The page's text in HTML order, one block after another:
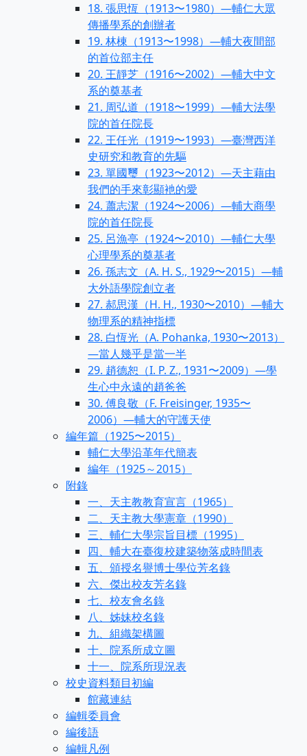
18. 張思恆（1913〜1980）—輔仁大眾
傳播學系的創辦者
19. 林棟（1913〜1998）—輔大夜間部
的首位部主任
20. 王靜芝（1916〜2002）—輔大中文
系的奠基者
21. 周弘道（1918〜1999）—輔大法學
院的首任院長
22. 王任光（1919〜1993）—臺灣西洋
史研究和教育的先驅
23. 單國璽（1923〜2012）—天主藉由
我們的手來彰顯衪的愛
24. 蕭志潔（1924〜2006）—輔大商學
院的首任院長
25. 呂漁亭（1924〜2010）—輔仁大學
心理學系的奠基者
26. 孫志文（A. H. S., 1929〜2015）—輔
大外語學院創立者
27. 郝思漢（H. H., 1930〜2010）—輔大
物理系的精神指標
28. 白恆光（A. Pohanka, 1930〜2013）
—當人幾乎是當一半
29. 趙德恕（I. P. Z., 1931〜2009）—學
生心中永遠的趙爸爸
30. 傅良敬（F. Freisinger, 1935〜
2006）—輔大的守護天使
編年篇（1925〜2015）
輔仁大學沿革年代簡表
編年（1925～2015）
附錄
一、天主教教育宣言（1965）
二、天主教大學憲章（1990）
三、輔仁大學宗旨目標（1995）
四、輔大在臺復校建築物落成時間表
五、頒授名譽博士學位芳名錄
六、傑出校友芳名錄
七、校友會名錄
八、姊妹校名錄
九、組織架構圖
十、院系所成立圖
十一、院系所現況表
校史資料類目初編
館藏連結
編輯委員會
編後語
編輯凡例